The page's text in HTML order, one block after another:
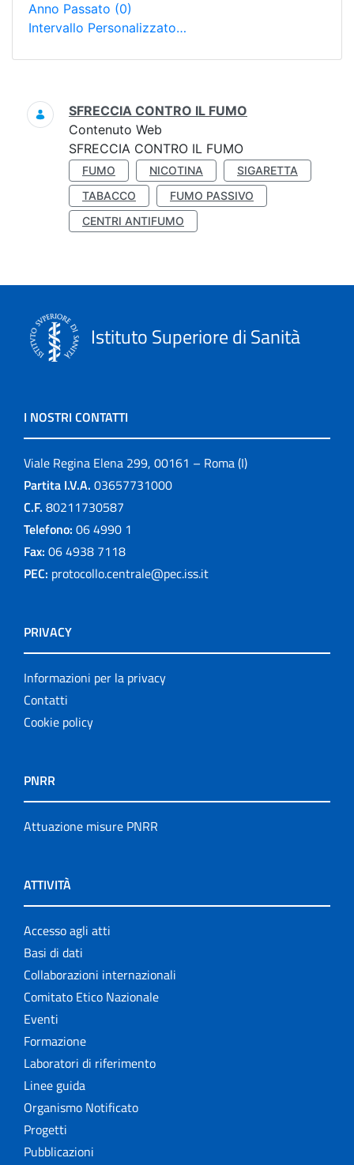
Anno Passato (0)
Intervallo Personalizzato…
Ricerca
SFRECCIA CONTRO IL FUMO
Contenuto Web
SFRECCIA CONTRO IL FUMO
FUMO NICOTINA
SIGARETTA
TABACCO
FUMO PASSIVO
CENTRI ANTIFUMO
Istituto Superiore di Sanità
I NOSTRI CONTATTI
Viale Regina Elena 299, 00161 – Roma (I)
Partita I.V.A. 03657731000
C.F. 80211730587
Telefono: 06 4990 1
Fax: 06 4938 7118
PEC: protocollo.centrale@pec.iss.it
PRIVACY
Informazioni per la privacy
Contatti
Cookie policy
PNRR
Attuazione misure PNRR
ATTIVITÀ
Accesso agli atti
Basi di dati
Collaborazioni internazionali
Comitato Etico Nazionale
Eventi
Formazione
Laboratori di riferimento
Linee guida
Organismo Notificato
Progetti
Pubblicazioni